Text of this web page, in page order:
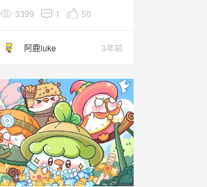
3399 1 50
阿鹿luke 3年前